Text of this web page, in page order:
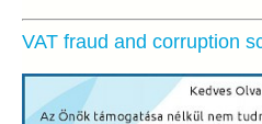
VAT fraud and corruption